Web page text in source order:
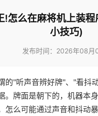
!怎么在麻将机上装
小技巧)
发布时间：2026年08月
的"听声音辨好牌"、"看抖
。牌面是朝下的，机器本
怎么可能通过声音和抖动